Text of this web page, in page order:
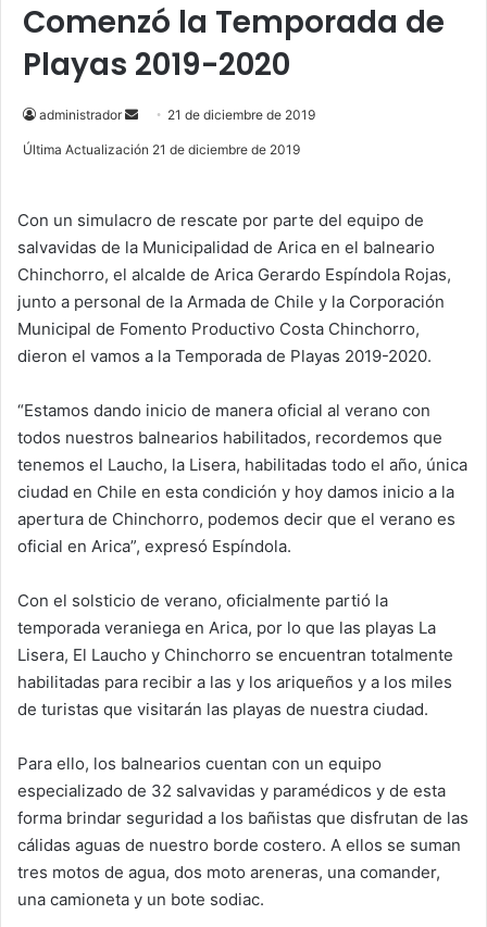
Comenzó la Temporada de
Playas 2019-2020
administrador
e
a
n
e
m
a
i
21 de diciembre de 2019
Última Actualización 21 de diciembre de 2019
Con un simulacro de rescate por parte del equipo de
salvavidas de la Municipalidad de Arica en el balneario
Chinchorro, el alcalde de Arica Gerardo Espíndola Rojas,
junto a personal de la Armada de Chile y la Corporación
Municipal de Fomento Productivo Costa Chinchorro,
dieron el vamos a la Temporada de Playas 2019-2020.
“Estamos dando inicio de manera oficial al verano con
todos nuestros balnearios habilitados, recordemos que
tenemos el Laucho, la Lisera, habilitadas todo el año, única
ciudad en Chile en esta condición y hoy damos inicio a la
apertura de Chinchorro, podemos decir que el verano es
oficial en Arica”, expresó Espíndola.
Con el solsticio de verano, oficialmente partió la
temporada veraniega en Arica, por lo que las playas La
Lisera, El Laucho y Chinchorro se encuentran totalmente
habilitadas para recibir a las y los ariqueños y a los miles
de turistas que visitarán las playas de nuestra ciudad.
Para ello, los balnearios cuentan con un equipo
especializado de 32 salvavidas y paramédicos y de esta
forma brindar seguridad a los bañistas que disfrutan de las
cálidas aguas de nuestro borde costero. A ellos se suman
tres motos de agua, dos moto areneras, una comander,
una camioneta y un bote sodiac.
b
o
o
k
u
e